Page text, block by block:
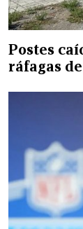
Postes
ráfagas